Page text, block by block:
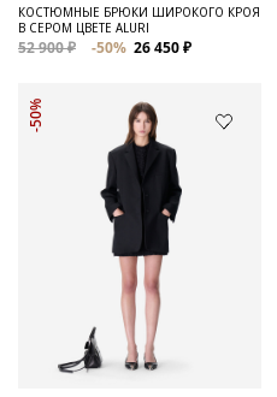
КОСТЮМНЫЕ БРЮКИ ШИРОКОГО КРОЯ
В СЕРОМ ЦВЕТЕ ALURI
52 900 ₽ -50% 26 450 ₽
-50%